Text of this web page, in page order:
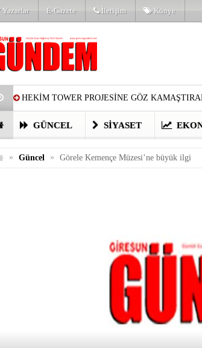
Yazarlar E-Gazete İletişim Künye
HEKİM TOWER PROJESİNE GÖZ
PARTİ’DE YENİ YÜZLER HARUN CİCİ:
GÜNCEL SIYASET
» Güncel » Görele Kemençe Müzesi’ne büyük ilgi